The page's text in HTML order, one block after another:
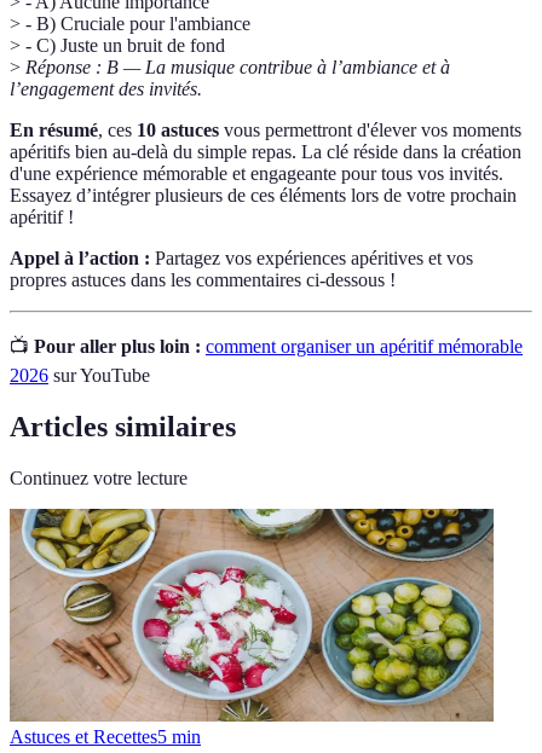
> - B) Cruciale pour l'ambiance
> - C) Juste un bruit de fond
> Réponse : B — La musique contribue à l’ambiance et à
l’engagement des invités.
En résumé, ces 10 astuces vous permettront d'élever vos moments
apéritifs bien au-delà du simple repas. La clé réside dans la création
d'une expérience mémorable et engageante pour tous vos invités.
Essayez d’intégrer plusieurs de ces éléments lors de votre prochain
apéritif !
Appel à l’action : Partagez vos expériences apéritives et vos
propres astuces dans les commentaires ci-dessous !
📺 Pour aller plus loin : comment organiser un apéritif mémorable
2026 sur YouTube
Articles similaires
Continuez votre lecture
Astuces et Recettes5 min